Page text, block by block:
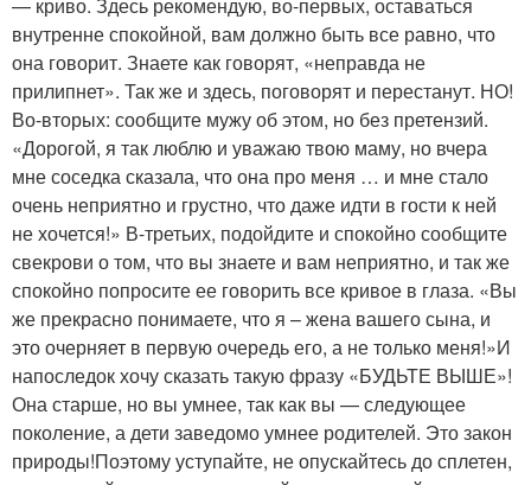
внутренне спокойной, вам должно быть все равно, что
она говорит. Знаете как говорят, «неправда не
прилипнет». Так же и здесь, поговорят и перестанут. НО!
Во-вторых: сообщите мужу об этом, но без претензий.
«Дорогой, я так люблю и уважаю твою маму, но вчера
мне соседка сказала, что она про меня … и мне стало
очень неприятно и грустно, что даже идти в гости к ней
не хочется!» В-третьих, подойдите и спокойно сообщите
свекрови о том, что вы знаете и вам неприятно, и так же
спокойно попросите ее говорить все кривое в глаза. «Вы
же прекрасно понимаете, что я – жена вашего сына, и
это очерняет в первую очередь его, а не только меня!»И
напоследок хочу сказать такую фразу «БУДЬТЕ ВЫШЕ»!
Она старше, но вы умнее, так как вы — следующее
поколение, а дети заведомо умнее родителей. Это закон
природы!Поэтому уступайте, не опускайтесь до сплетен,